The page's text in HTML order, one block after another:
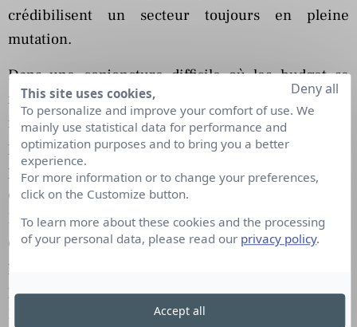
crédibilisent un secteur toujours en pleine
mutation.
Dans une conjoncture difficile où les budget se
resserrent, les entreprises privilégient les
relations publiques à la publicité. Mon propos n’est
pas de soutenir ce titre célèbre d’Al et Laura Ries,
pontes américains du marketing et de la
communication,« la publicité est mort, vive les
RP », mais simplement d’avancer qu’au-delà de la
complémentarité évidente avec la publicité, les RP,
plus abordables, sont souvent placées sur un
piédestal dans un contexte économique incertain.
Les montants consacrés aux RP représentent bien
This site uses cookies,
To personalize and improve your comfort of use. We
mainly use statistical data for performance and
optimization purposes and to bring you a better
experience.
For more information or to change your preferences,
click on the Customize button.
To learn more about these cookies and the processing
of your personal data, please read our privacy policy.
Deny all
Accept all